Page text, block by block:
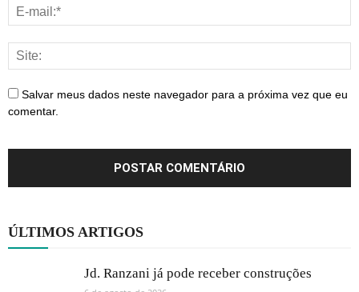
Salvar meus dados neste navegador para a próxima vez que eu
comentar.
ÚLTIMOS ARTIGOS
Jd. Ranzani já pode receber construções